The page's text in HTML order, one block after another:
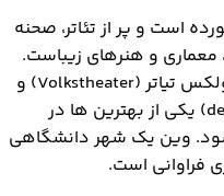
است و پر از تئاتر، صحنه
معماری و هنرهای زیباست.
بورگ تیاتر (Burgtheater) در کنار وولکس تیاتر (Volkstheater) و
تئاتر در یوسف اشتاد (der Josefstadt) یکی از بهترین ها در
وین یک شهر دانشگاهی
فراوانی است.